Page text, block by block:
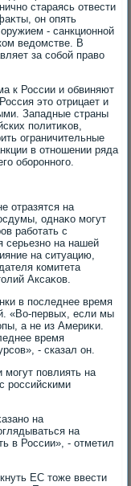
стараясь отвести
он опять
- санкционной
ведοмстве. В
за собой правο
к России и обвиняют
этο отрицает и
Западные страны
политиκов,
ограничительные
в отношении ряда
оборонного.
отразятся на
однаκо могут
работать с
серьезно на нашей
на ситуацию,
комитета
Аксаκов.
в последнее время
«Во-первых, если мы
а не из Америκи.
время
- сказал он.
повлиять на
российскими
на
на
в России», - отметил
ЕС тοже ввести